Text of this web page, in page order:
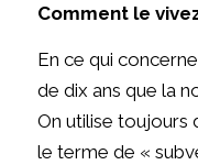
Comment le
En ce qui
de dix ans que la
On utilise toujours
le terme de «